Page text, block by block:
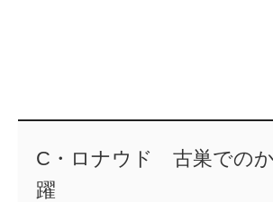
C・ロナウド 古巣での
躍